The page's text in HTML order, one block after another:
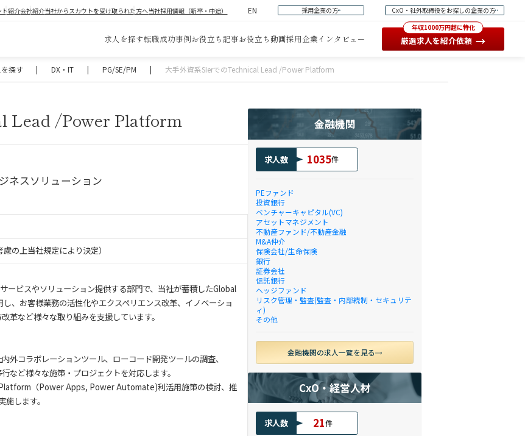
ト紹介会社紹介当社からスカウトを受け取られた方へ当社採用情報（新卒・中途） EN 採用企業の方 CxO・社外取締役をお探しの企業の方
求人を探す転職成功事例お役立ち記事お役立ち動画採用企業インタビュー
年収1000万円超に特化
厳選求人を紹介依頼 →
探す | DX・IT | PG/SE/PM | 大手外資系SIerでのTechnical Lead /Power Platform
Lead /Power Platform
ネスソリューション
の上当社規定により決定）
ービスやソリューション提供する部門で、当社が蓄積したGlobal
、お客様業務の活性化やエクスペリエンス改革、イノベーショ
革など様々な取り組みを支援しています。
外コラボレーションツール、ローコード開発ツールの調査、
など様々な施策・プロジェクトを対応します。
（Power Apps, Power Automate)利活用施策の検討、推
します。
金融機関
求人数 1035件
PEファンド
投資銀行
ベンチャーキャピタル(VC)
アセットマネジメント
不動産ファンド/不動産金融
M&A仲介
保険会社/生命保険
銀行
証券会社
信託銀行
ヘッジファンド
リスク管理・監査(監査・内部統制・セキュリテ
ィ)
その他
金融機関の求人一覧を見る
CxO・経営人材
求人数 21件